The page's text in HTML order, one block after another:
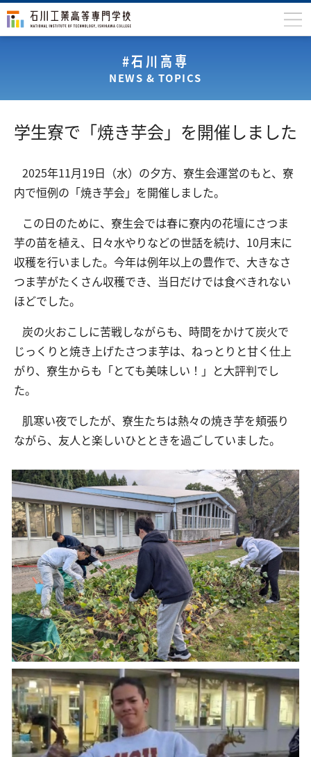
入学案内
国際交流
研究・産学連携
教育・研究施設
中学生の方 在学生の方
保護者の方
交通アクセス お問い合わせ
#石川高専
NEWS & TOPICS
学生寮で「焼き芋会」を開催しました
2025年11月19日（水）の夕方、寮生会運営のもと、寮
内で恒例の「焼き芋会」を開催しました。
この日のために、寮生会では春に寮内の花壇にさつま
芋の苗を植え、日々水やりなどの世話を続け、10月末に
収穫を行いました。今年は例年以上の豊作で、大きなさ
つま芋がたくさん収穫でき、当日だけでは食べきれない
ほどでした。
炭の火おこしに苦戦しながらも、時間をかけて炭火で
じっくりと焼き上げたさつま芋は、ねっとりと甘く仕上
がり、寮生からも「とても美味しい！」と大評判でし
た。
肌寒い夜でしたが、寮生たちは熱々の焼き芋を頬張り
ながら、友人と楽しいひとときを過ごしていました。